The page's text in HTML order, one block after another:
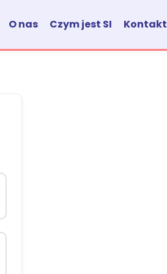
O nas Czym jest SI Kontakt